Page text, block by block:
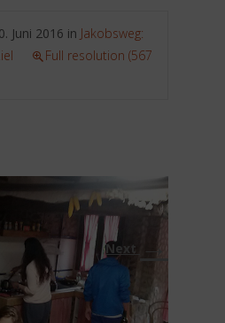
Juni 2016 in Jakobsweg:
Full resolution (567
Next →